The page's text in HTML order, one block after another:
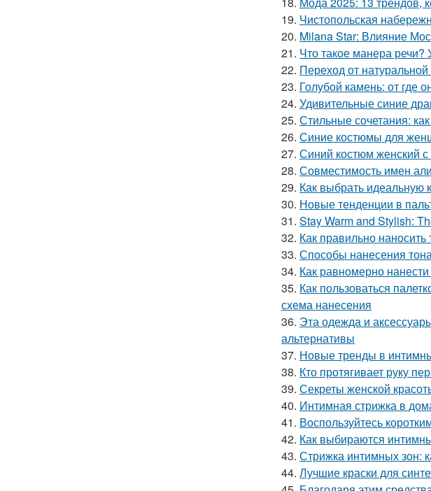
19. Чистопольская
20. Milana Star: Влияние
21. Что такое манера
22. Переход от
23. Голубой камень: от где
24. Удивительные синие
25. Стильные сочетания:
26. Синие костюмы для
27. Синий костюм женский
28. Совместимость имен
29. Как выбрать идеальную
30. Новые тенденции в
31. Stay Warm and Stylish:
32. Как правильно
33. Способы нанесения
34. Как равномерно
35. Как пользоваться
схема нанесения
36. Эта одежда и
альтернативы
37. Новые тренды в
38. Кто протягивает руку
39. Секреты женской
40. Интимная стрижка в
41. Воспользуйтесь
42. Как выбираются
43. Стрижка интимных зон:
44. Лучшие краски для